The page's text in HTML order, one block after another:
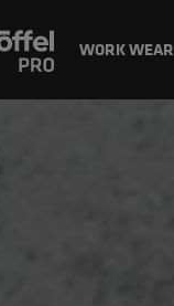
WORK WEAR